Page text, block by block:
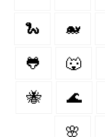
🐍 🐋
🐸 🐺
🐝 🌊
🌸